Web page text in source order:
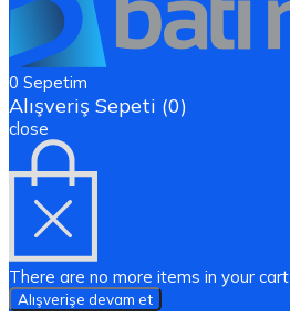
0 Sepetim
Alışveriş Sepeti (0)
close
There are no more items in your cart
Alışverişe devam et